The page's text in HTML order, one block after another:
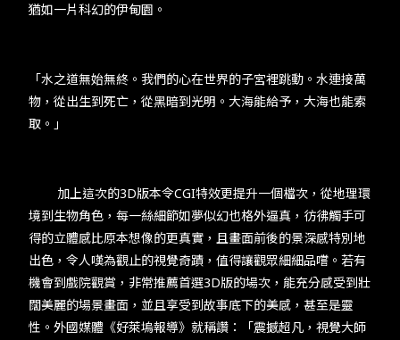
猶如一片科幻的伊甸園。
「水之道無始無終。我們的心在世界的子宮裡跳動。水連接萬
物，從出生到死亡，從黑暗到光明。大海能給予，大海也能索
取。」
加上這次的3D版本令CGI特效更提升一個檔次，從地理環
境到生物角色，每一絲細節如夢似幻也格外逼真，彷彿觸手可
得的立體感比原本想像的更真實，且畫面前後的景深感特別地
出色，令人嘆為觀止的視覺奇蹟，值得讓觀眾細細品嚐。若有
機會到戲院觀賞，非常推薦首選3D版的場次，能充分感受到壯
闊美麗的場景畫面，並且享受到故事底下的美感，甚至是靈
性。外國媒體《好萊塢報導》就稱讚：「震撼超凡，視覺大師